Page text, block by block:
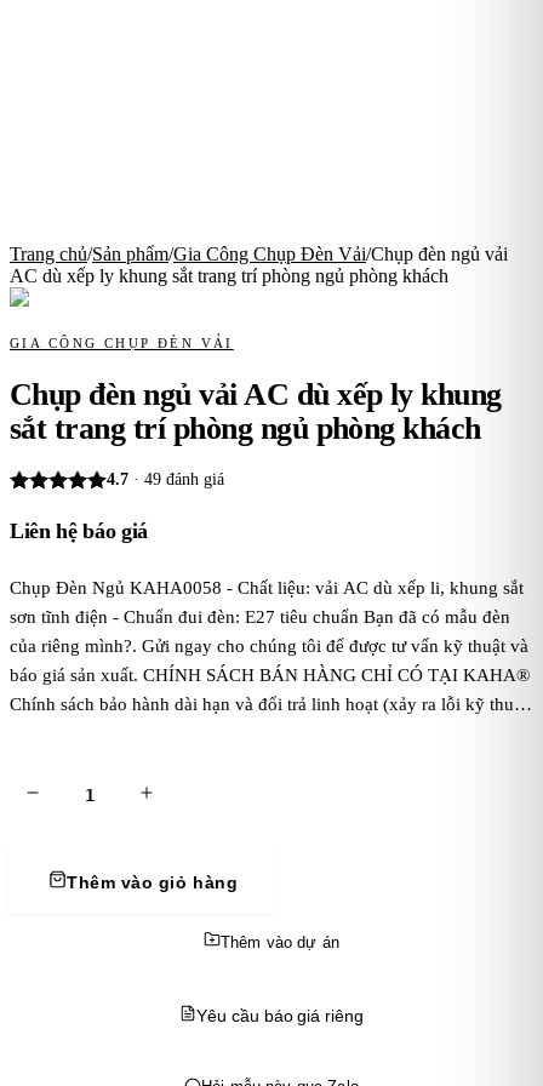
Trang chủ/Sản phẩm/Gia Công Chụp Đèn Vải/Chụp đèn ngủ vải
AC dù xếp ly khung sắt trang trí phòng ngủ phòng khách
GIA CÔNG CHỤP ĐÈN VẢI
Chụp đèn ngủ vải AC dù xếp ly khung
sắt trang trí phòng ngủ phòng khách
4.7 · 49 đánh giá
Liên hệ báo giá
Chụp Đèn Ngủ KAHA0058 - Chất liệu: vải AC dù xếp li, khung sắt
sơn tĩnh điện - Chuẩn đui đèn: E27 tiêu chuẩn Bạn đã có mẫu đèn
của riêng mình?. Gửi ngay cho chúng tôi để được tư vấn kỹ thuật và
báo giá sản xuất. CHÍNH SÁCH BÁN HÀNG CHỈ CÓ TẠI KAHA®
Chính sách bảo hành dài hạn và đổi trả linh hoạt (xảy ra lỗi kỹ thuật
lượng sản phẩm. Tùy chỉnh sản phẩm theo yêu cầu: Thiết kế và sản
thước đến kiểu dáng để phù hợp với không gian và phong cách
Giảm giá theo bậc khi khách hàng mua đơn hàng số lượng lớn, đặc
dài hạn. Chính sách hỗ trợ vận chuyển đối với khách hàng đi tỉnh
Thêm vào giỏ hàng
Thêm vào dự án
Yêu cầu báo giá riêng